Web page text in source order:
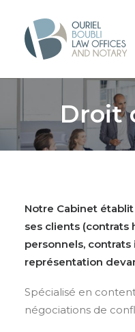
Droit
Notre Cabinet
ses clients (contrats
personnels,
représentation
Spécialisé en
négociations de